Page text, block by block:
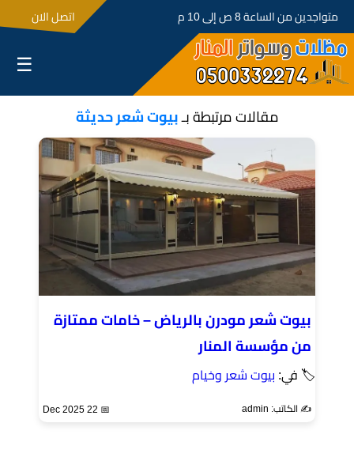
متواجدين من الساعة 8 ص إلى 10 م اتصل الان
☰
مقالات مرتبطة بـبيوت شعر حديثة
بيوت شعر مودرن بالرياض – خامات ممتازة
من مؤسسة المنار
🏷 في: بيوت شعر وخيام
✍️ الكاتب: admin 📅 22 Dec 2025